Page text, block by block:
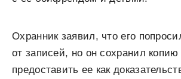
Охранник заявил, что его
от записей, но он сохранил копию
предоставить ее как